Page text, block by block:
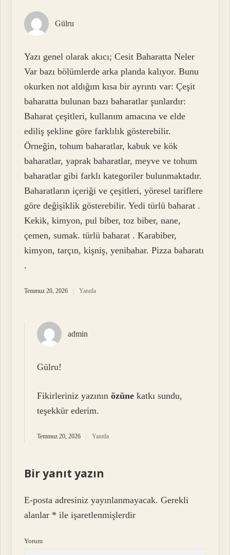
Gülru
Yazı genel olarak akıcı; Cesit Baharatta Neler
Var bazı bölümlerde arka planda kalıyor. Bunu
okurken not aldığım kısa bir ayrıntı var: Çeşit
baharatta bulunan bazı baharatlar şunlardır:
Baharat çeşitleri, kullanım amacına ve elde
ediliş şekline göre farklılık gösterebilir.
Örneğin, tohum baharatlar, kabuk ve kök
baharatlar, yaprak baharatlar, meyve ve tohum
baharatlar gibi farklı kategoriler bulunmaktadır.
Baharatların içeriği ve çeşitleri, yöresel tariflere
göre değişiklik gösterebilir. Yedi türlü baharat .
Kekik, kimyon, pul biber, toz biber, nane,
çemen, sumak. türlü baharat . Karabiber,
kimyon, tarçın, kişniş, yenibahar. Pizza baharatı
.
Temmuz 20, 2026 Yanıtla
admin
Gülru!
Fikirleriniz yazınınözüne katkı sundu,
teşekkür ederim.
Temmuz 20, 2026 Yanıtla
Bir yanıt yazın
E-posta adresiniz yayınlanmayacak. Gerekli
alanlar * ile işaretlenmişlerdir
Yorum